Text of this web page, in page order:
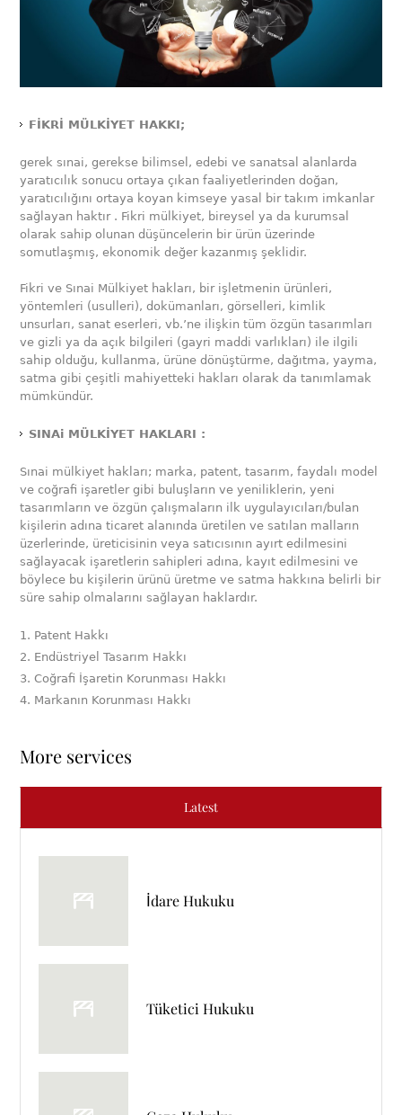
FİKRİ MÜLKİYET HAKKI;
gerek sınai, gerekse bilimsel, edebi ve sanatsal alanlarda
yaratıcılık sonucu ortaya çıkan faaliyetlerinden doğan,
yaratıcılığını ortaya koyan kimseye yasal bir takım imkanlar
sağlayan haktır . Fikri mülkiyet, bireysel ya da kurumsal
olarak sahip olunan düşüncelerin bir ürün üzerinde
somutlaşmış, ekonomik değer kazanmış şeklidir.
Fikri ve Sınai Mülkiyet hakları, bir işletmenin ürünleri,
yöntemleri (usulleri), dokümanları, görselleri, kimlik
unsurları, sanat eserleri, vb.’ne ilişkin tüm özgün tasarımları
ve gizli ya da açık bilgileri (gayri maddi varlıkları) ile ilgili
sahip olduğu, kullanma, ürüne dönüştürme, dağıtma, yayma,
satma gibi çeşitli mahiyetteki hakları olarak da tanımlamak
mümkündür.
SINAi MÜLKİYET HAKLARI :
Sınai mülkiyet hakları; marka, patent, tasarım, faydalı model
ve coğrafi işaretler gibi buluşların ve yeniliklerin, yeni
tasarımların ve özgün çalışmaların ilk uygulayıcıları/bulan
kişilerin adına ticaret alanında üretilen ve satılan malların
üzerlerinde, üreticisinin veya satıcısının ayırt edilmesini
sağlayacak işaretlerin sahipleri adına, kayıt edilmesini ve
böylece bu kişilerin ürünü üretme ve satma hakkına belirli bir
süre sahip olmalarını sağlayan haklardır.
Patent Hakkı
Endüstriyel Tasarım Hakkı
Coğrafi İşaretin Korunması Hakkı
Markanın Korunması Hakkı
More services
Latest
İdare Hukuku
Tüketici Hukuku